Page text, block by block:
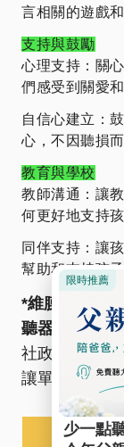
言相關的遊戲和
支持與鼓勵
心理支持：關
們感受到關愛和
自信心建立：
心，不因聽損而
教育與學校
教師溝通：讓
何更好地支持孩
同伴支持：讓
幫助和支持孩
*維膜助聽器
聽器補助*
社政不補助，
讓單聽兒童不